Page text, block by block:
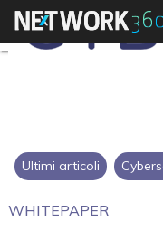
Ultimi articoli
WHITEPAPER